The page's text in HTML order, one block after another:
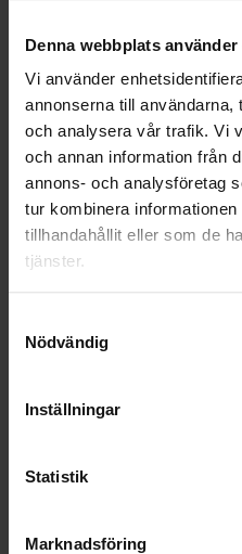
Denna webbplats
Vi använder
annonserna till
och analysera vår trafik. Vi
och annan information från
annons- och analysföretag
tur kombinera
tillhandahållit eller som de
tjänster.
Nödvändig
Inställningar
Statistik
Marknadsföring
OHLSSONSKOLLEGOR
RENHÅLLNING
SAMARBETEN
SOCIALT ANSVAR
VELLINGE